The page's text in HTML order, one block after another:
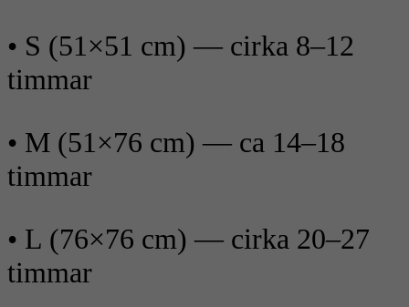
• S (51×51 cm) — cirka 8–12
timmar
• M (51×76 cm) — ca 14–18
timmar
• L (76×76 cm) — cirka 20–27
timmar